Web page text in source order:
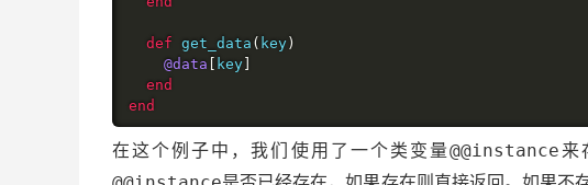
def get_data ( key )
@data
key
end
end
在这个例子中，我们使用了一个类变量@@instance 来